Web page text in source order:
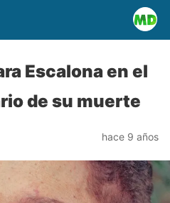
Escalona en el
de su muerte
hace 9 años